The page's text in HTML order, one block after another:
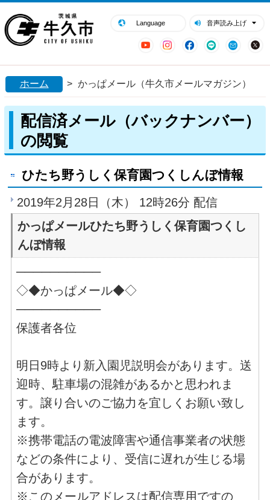
Language 音声読み上げ
YouTubeInstagram
Facebook
LINE Mail
閉じる
ホーム > かっぱメール（牛久市メールマガジン）
配信済メール（バックナンバー）
の閲覧
ひたち野うしく保育園つくしんぼ情報
2019年2月28日（木） 12時26分 配信
かっぱメールひたち野うしく保育園つくし
んぼ情報
──────────
◇◆かっぱメール◆◇
──────────
保護者各位
明日9時より新入園児説明会があります。送
迎時、駐車場の混雑があるかと思われま
す。譲り合いのご協力を宜しくお願い致し
ます。
※携帯電話の電波障害や通信事業者の状態
などの条件により、受信に遅れが生じる場
合があります。
※このメールアドレスは配信専用ですの